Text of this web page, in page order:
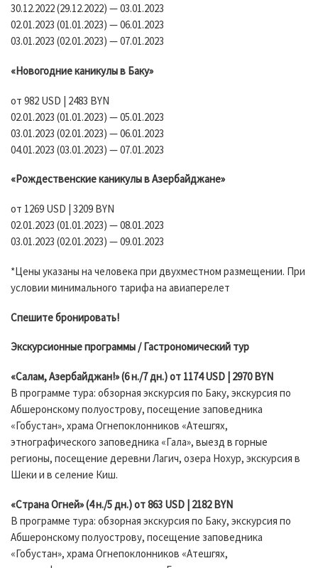
30.12.2022 (29.12.2022) — 03.01.2023
02.01.2023 (01.01.2023) — 06.01.2023
03.01.2023 (02.01.2023) — 07.01.2023
«Новогодние каникулы в Баку»
от 982 USD | 2483 BYN
02.01.2023 (01.01.2023) — 05.01.2023
03.01.2023 (02.01.2023) — 06.01.2023
04.01.2023 (03.01.2023) — 07.01.2023
«Рождественские каникулы в Азербайджане»
от 1269 USD | 3209 BYN
02.01.2023 (01.01.2023) — 08.01.2023
03.01.2023 (02.01.2023) — 09.01.2023
*Цены указаны на человека при двухместном размещении. При
условии минимального тарифа на авиаперелет
Спешите бронировать!
Экскурсионные программы / Гастрономический тур
«Салам, Азербайджан!» (6 н./7 дн.) от 1174 USD | 2970 BYN
В программе тура: обзорная экскурсия по Баку, экскурсия по
Абшеронскому полуострову, посещение заповедника
«Гобустан», храма Огнепоклонников «Атешгях,
этнографического заповедника «Гала», выезд в горные
регионы, посещение деревни Лагич, озера Нохур, экскурсия в
Шеки и в селение Киш.
«Страна Огней» (4 н./5 дн.) от 863 USD | 2182 BYN
В программе тура: обзорная экскурсия по Баку, экскурсия по
Абшеронскому полуострову, посещение заповедника
«Гобустан», храма Огнепоклонников «Атешгях,